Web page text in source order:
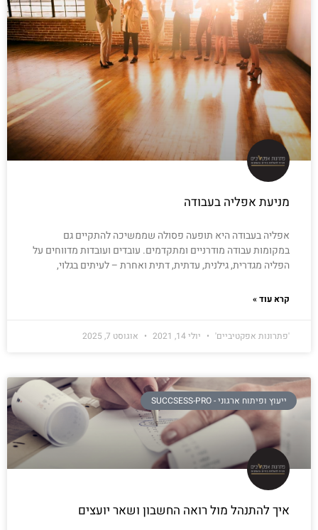
מניעת אפליה בעבודה
אפליה בעבודה היא תופעה פסולה שממשיכה להתקיים גם
במקומות עבודה מודרניים ומתקדמים. עובדים ועובדות מדווחים על
הפליה מגדרית, גילנית, עדתית, דתית ואחרת – לעיתים בגלוי,
קרא עוד »
'פתרונות אפקטיביים' יולי 14, 2021 אוגוסט 7, 2025
ייעוץ ופיתוח ארגוני - SUCCSESS-PRO
איך להתנהל מול רואה החשבון ושאר יועצים